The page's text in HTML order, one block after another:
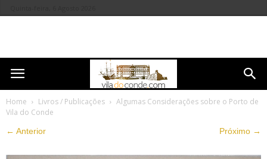
Home Livros / Publicações
Algumas Considerações sobre o Porto de
Vila do Conde
← Anterior Próximo →